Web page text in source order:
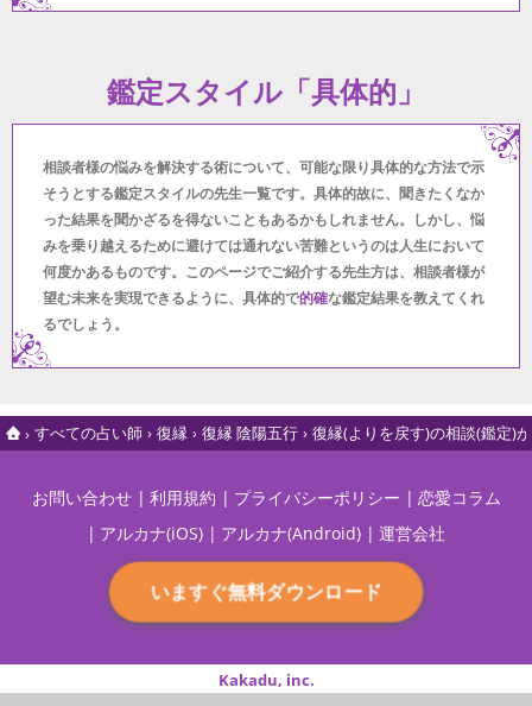
鑑定スタイル「具体的」
相談者様の悩みを解決する術について、可能な限り具体的な方法で示
そうとする鑑定スタイルの先生一覧です。具体的故に、聞きたくなか
った結果を聞かざるを得ないこともあるかもしれません。しかし、悩
みを乗り越えるために避けては通れない苦難というのは人生において
何度かあるものです。このページでご紹介する先生方は、相談者様が
望む未来を実現できるように、具体的で的確な鑑定結果を教えてくれ
るでしょう。
すべての占い師 復縁 復縁 陰陽五行 復縁(よりを戻す)の相談(鑑定)
お問い合わせ 利用規約 プライバシーポリシー
恋愛コラム
アルカナ(iOS)
アルカナ(Android) 運営会社
Kakadu, inc.
いますぐ無料ダウンロード